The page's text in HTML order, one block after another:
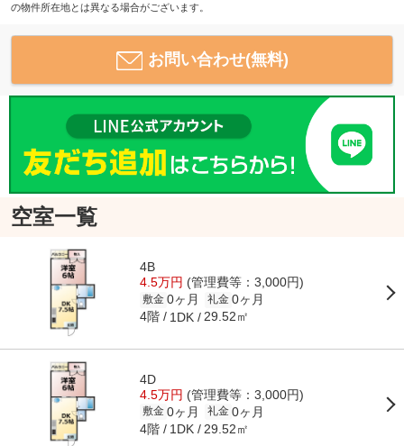
の物件所在地とは異なる場合がございます。
お問い合わせ(無料)
空室一覧
4B
4.5万円 (管理費等：3,000円)
敷金 0ヶ月 礼金 0ヶ月
4階 1DK 29.52㎡
4D
4.5万円 (管理費等：3,000円)
敷金 0ヶ月 礼金 0ヶ月
4階 1DK 29.52㎡